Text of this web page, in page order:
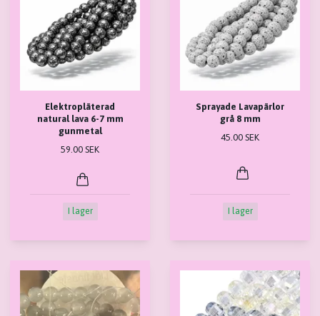
Elektropläterad
natural lava 6-7 mm
gunmetal
59.00 SEK
I lager
Sprayade Lavapärlor
grå 8 mm
45.00 SEK
I lager